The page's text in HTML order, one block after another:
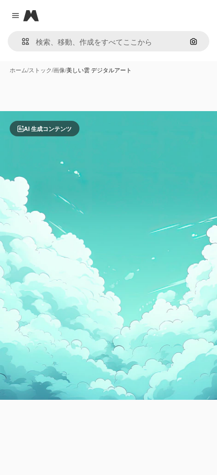
Close menu
Magnific
画像で
ホーム/ストック/画像/美しい雲 デジタルアート
AI 生成コンテンツ